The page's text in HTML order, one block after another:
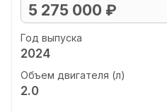
5 275 000 ₽
Год выпуска
2024
Объем двигателя (л)
2.0